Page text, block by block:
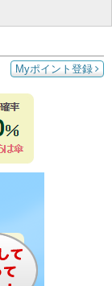
Myポイント登録